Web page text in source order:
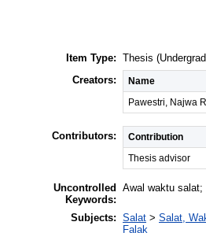
Item Type: Thesis
Creators:
Name
Pawestri, Najwa
Contributors: Contribution
Thesis advisor
Uncontrolled
Keywords:
Awal waktu salat;
Subjects: Salat > Salat,
Falak